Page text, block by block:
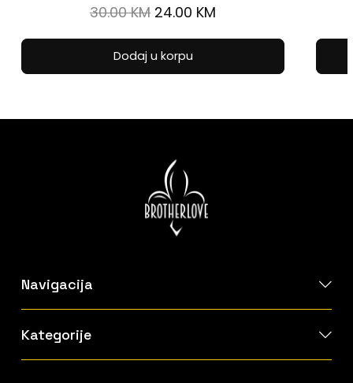
30.00KM Original
was:
30.00 KM.
24.00 KM
24.00 KM.
Dodaj u korpu
Navigacija
Kategorije